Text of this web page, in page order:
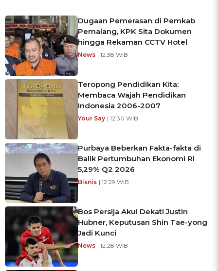
Dugaan Pemerasan di Pemkab
Pemalang, KPK Sita Dokumen
hingga Rekaman CCTV Hotel
News | 12:38 WIB
Teropong Pendidikan Kita:
Membaca Wajah Pendidikan
Indonesia 2006-2007
Your Say | 12:30 WIB
Purbaya Beberkan Fakta-fakta di
Balik Pertumbuhan Ekonomi RI
5,29% Q2 2026
Bisnis | 12:29 WIB
Bos Persija Akui Dekati Justin
Hubner, Keputusan Shin Tae-yong
Jadi Kunci
News | 12:28 WIB